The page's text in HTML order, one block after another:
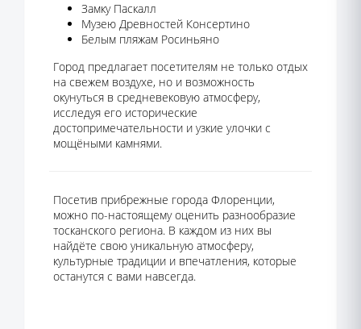
Замку Паскалл
Музею Древностей Консертино
Белым пляжам Росиньяно
Город предлагает посетителям не только отдых
на свежем воздухе, но и возможность
окунуться в средневековую атмосферу,
исследуя его исторические
достопримечательности и узкие улочки с
мощёными камнями.
Посетив прибрежные города Флоренции,
можно по-настоящему оценить разнообразие
тосканского региона. В каждом из них вы
найдёте свою уникальную атмосферу,
культурные традиции и впечатления, которые
останутся с вами навсегда.